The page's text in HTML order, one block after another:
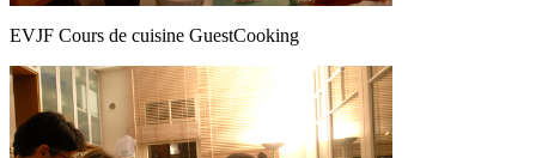
EVJF Cours de cuisine GuestCooking